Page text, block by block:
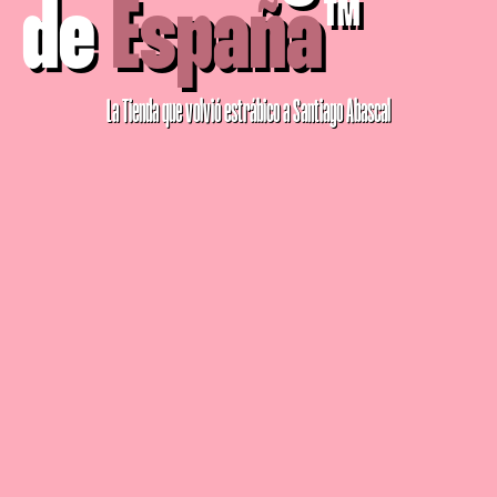
deEspaña™
La Tienda que volvió estrábico a Santiago Abascal